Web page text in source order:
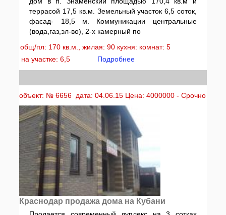
террасой 17,5 кв.м. Земельный участок 6,5 соток,
фасад- 18,5 м. Коммуникации центральные
(вода,газ,эл-во), 2-х камерный по
общ/пл: 170 кв.м., жилая: 90 кухня: комнат: 5
на участке: 6,5
Подробнее
объект: № 6656 дата: 04.06.15 Цена: 4000000 - Срочно
Краснодар продажа дома на Кубани